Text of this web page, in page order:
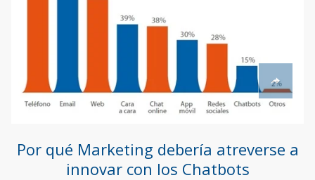
Por qué Marketing debería atreverse a
innovar con los Chatbots